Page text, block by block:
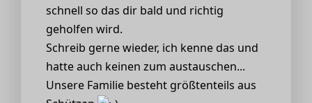
schnell so das dir bald und richtig
geholfen wird.
Schreib gerne wieder, ich kenne das und
hatte auch keinen zum austauschen...
Unsere Familie besteht größtenteils aus